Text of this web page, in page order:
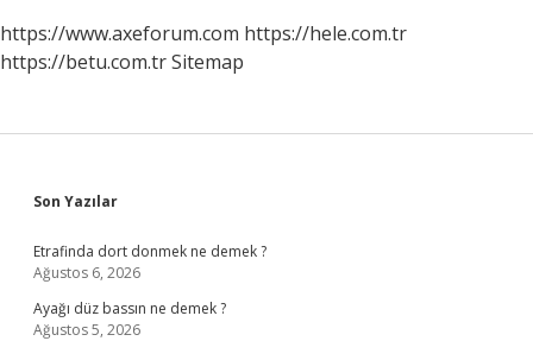
https://www.axeforum.com https://hele.com.tr
https://betu.com.trSitemap
Sidebar
Son Yazılar
Etrafinda dort donmek ne demek ?
Ağustos 6, 2026
Ayağı düz bassın ne demek ?
Ağustos 5, 2026